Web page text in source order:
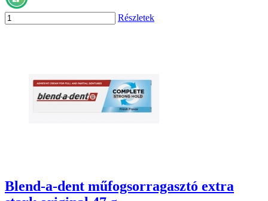
Részletek
Blend-a-dent műfogsorragasztó extra